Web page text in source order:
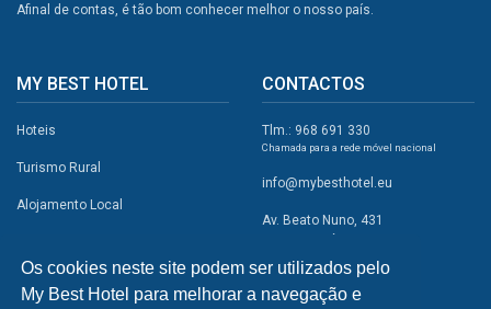
Os cookies neste site podem ser utilizados pelo
My Best Hotel para melhorar a navegação e
Afinal de contas, é tão bom conhecer melhor o nosso país.
MY BEST HOTEL
Hoteis
Turismo Rural
Alojamento Local
CONTACTOS
Tlm.: 968 691 330
Chamada para a rede móvel nacional
info@mybesthotel.eu
Av. Beato Nuno, 431
REDES SOCIAIS